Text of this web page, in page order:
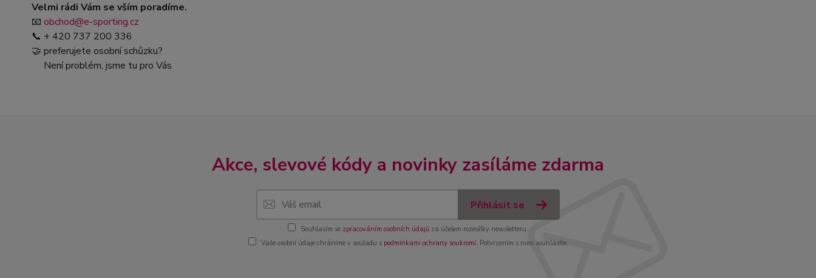
Velmi rádi Vám se vším poradíme.
📧 obchod@e-sporting.cz
📞 + 420 737 200 336
🤝 preferujete osobní schůzku?
Není problém, jsme tu pro Vás
Akce, slevové kódy a novinky zasíláme zdarma
Přihlásit se
Souhlasím se zpracováním osobních údajů za účelem rozesílky newsletteru.
Vaše osobní údaje chráníme v souladu s podmínkami ochrany soukromí. Potvrzením s nimi souhlasíte.